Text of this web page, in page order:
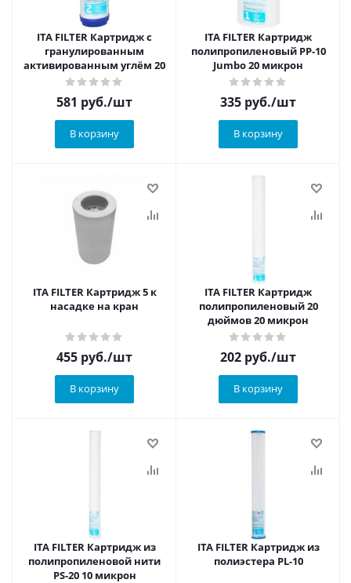
ITA FILTER Картридж с
гранулированным
активированным углём 20
581 руб./шт
В корзину
ITA FILTER Картридж
полипропиленовый PP-10
Jumbo 20 микрон
335 руб./шт
В корзину
ITA FILTER Картридж 5 к
насадке на кран
455 руб./шт
В корзину
ITA FILTER Картридж
полипропиленовый 20
дюймов 20 микрон
202 руб./шт
В корзину
ITA FILTER Картридж из
полипропиленовой нити
PS-20 10 микрон
ITA FILTER Картридж из
полиэстера PL-10